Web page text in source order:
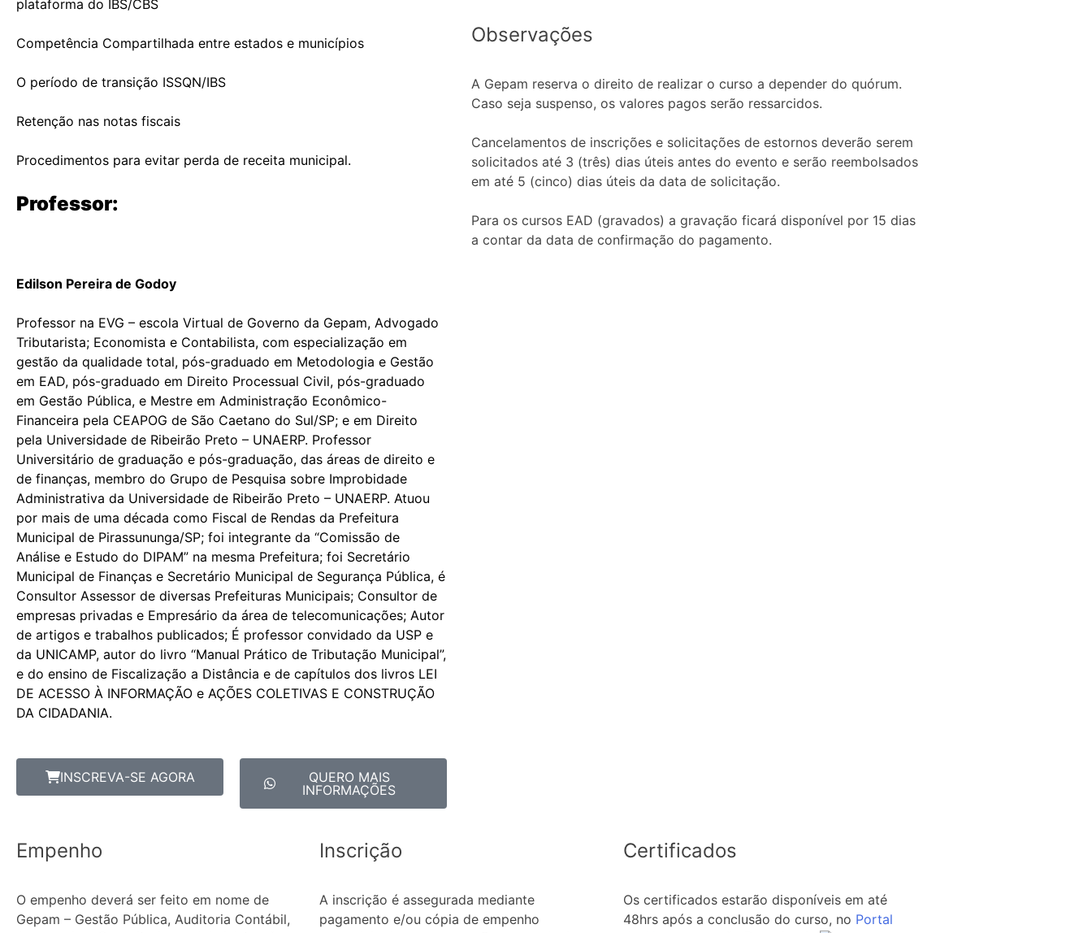
plataforma do IBS/CBS
Competência Compartilhada entre estados e municípios
O período de transição ISSQN/IBS
Retenção nas notas fiscais
Procedimentos para evitar perda de receita municipal.
Professor:
Edilson Pereira de Godoy
Professor na EVG – escola Virtual de Governo da Gepam, Advogado
Tributarista; Economista e Contabilista, com especialização em
gestão da qualidade total, pós-graduado em Metodologia e Gestão
em EAD, pós-graduado em Direito Processual Civil, pós-graduado
em Gestão Pública, e Mestre em Administração Econômico-
Financeira pela CEAPOG de São Caetano do Sul/SP; e em Direito
pela Universidade de Ribeirão Preto – UNAERP. Professor
Universitário de graduação e pós-graduação, das áreas de direito e
de finanças, membro do Grupo de Pesquisa sobre Improbidade
Administrativa da Universidade de Ribeirão Preto – UNAERP. Atuou
por mais de uma década como Fiscal de Rendas da Prefeitura
Municipal de Pirassununga/SP; foi integrante da “Comissão de
Análise e Estudo do DIPAM” na mesma Prefeitura; foi Secretário
Municipal de Finanças e Secretário Municipal de Segurança Pública, é
Consultor Assessor de diversas Prefeituras Municipais; Consultor de
empresas privadas e Empresário da área de telecomunicações; Autor
de artigos e trabalhos publicados; É professor convidado da USP e
da UNICAMP, autor do livro “Manual Prático de Tributação Municipal”,
e do ensino de Fiscalização a Distância e de capítulos dos livros LEI
DE ACESSO À INFORMAÇÃO e AÇÕES COLETIVAS E CONSTRUÇÃO
DA CIDADANIA.
INSCREVA-SE AGORA
QUERO MAIS
INFORMAÇÕES
Observações
A Gepam reserva o direito de realizar o curso a depender do quórum.
Caso seja suspenso, os valores pagos serão ressarcidos.
Cancelamentos de inscrições e solicitações de estornos deverão serem
solicitados até 3 (três) dias úteis antes do evento e serão reembolsados
em até 5 (cinco) dias úteis da data de solicitação.
Para os cursos EAD (gravados) a gravação ficará disponível por 15 dias
a contar da data de confirmação do pagamento.
Empenho
O empenho deverá ser feito em nome de
Gepam – Gestão Pública, Auditoria Contábil,
Inscrição
A inscrição é assegurada mediante
pagamento e/ou cópia de empenho
Certificados
Os certificados estarão disponíveis em até
48hrs após a conclusão do curso, no Portal